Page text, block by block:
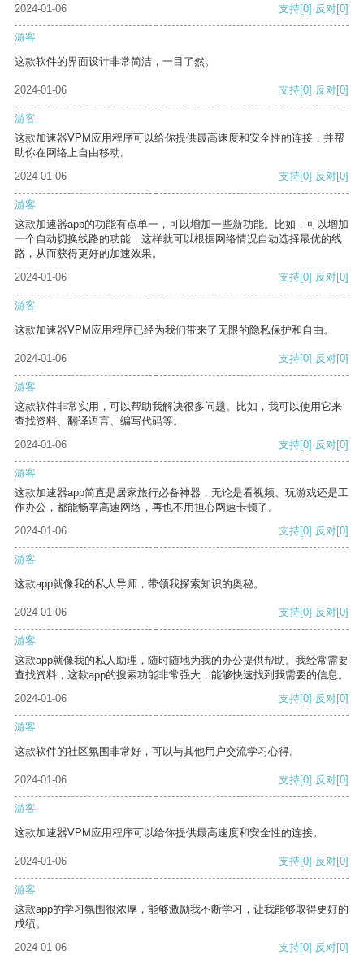
2024-01-06 支持[0] 反对[0]
游客
这款软件的界面设计非常简洁，一目了然。
2024-01-06 支持[0] 反对[0]
游客
这款加速器VPM应用程序可以给你提供最高速度和安全性的连接，并帮
助你在网络上自由移动。
2024-01-06
支持[0] 反对[0]
游客
这款加速器app的功能有点单一，可以增加一些新功能。比如，可以增加
一个自动切换线路的功能，这样就可以根据网络情况自动选择最优的线
路，从而获得更好的加速效果。
2024-01-06
支持[0] 反对[0]
游客
这款加速器VPM应用程序已经为我们带来了无限的隐私保护和自由。
2024-01-06 支持[0] 反对[0]
游客
这款软件非常实用，可以帮助我解决很多问题。比如，我可以使用它来
查找资料、翻译语言、编写代码等。
2024-01-06
支持[0] 反对[0]
游客
这款加速器app简直是居家旅行必备神器，无论是看视频、玩游戏还是工
作办公，都能畅享高速网络，再也不用担心网速卡顿了。
2024-01-06
支持[0] 反对[0]
游客
这款app就像我的私人导师，带领我探索知识的奥秘。
2024-01-06 支持[0] 反对[0]
游客
这款app就像我的私人助理，随时随地为我的办公提供帮助。我经常需要
查找资料，这款app的搜索功能非常强大，能够快速找到我需要的信息。
2024-01-06
支持[0] 反对[0]
游客
这款软件的社区氛围非常好，可以与其他用户交流学习心得。
2024-01-06 支持[0] 反对[0]
游客
这款加速器VPM应用程序可以给你提供最高速度和安全性的连接。
2024-01-06 支持[0] 反对[0]
游客
这款app的学习氛围很浓厚，能够激励我不断学习，让我能够取得更好的
成绩。
2024-01-06
支持[0] 反对[0]